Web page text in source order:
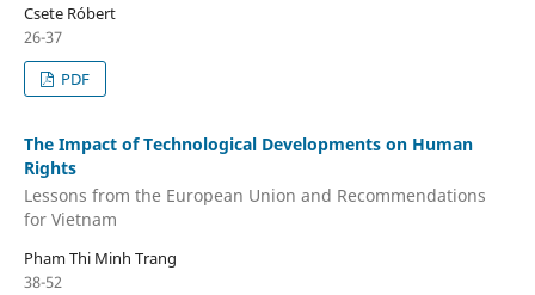
Csete Róbert
26-37
PDF
The Impact of Technological Developments on Human
Rights
Lessons from the European Union and Recommendations
for Vietnam
Pham Thi Minh Trang
38-52